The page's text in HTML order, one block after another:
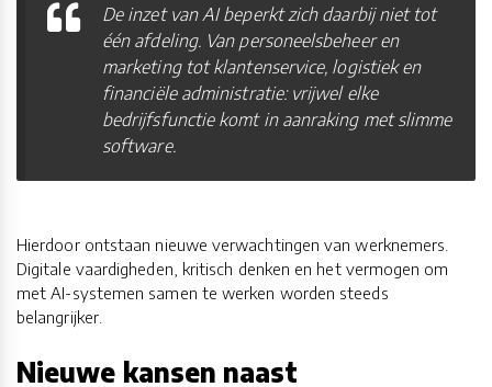
De inzet van AI beperkt zich daarbij niet tot
één afdeling. Van personeelsbeheer en
marketing tot klantenservice, logistiek en
financiële administratie: vrijwel elke
bedrijfsfunctie komt in aanraking met slimme
software.
Hierdoor ontstaan nieuwe verwachtingen van werknemers.
Digitale vaardigheden, kritisch denken en het vermogen om
met AI-systemen samen te werken worden steeds
belangrijker.
Nieuwe kansen naast